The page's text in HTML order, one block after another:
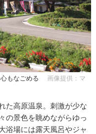
もなごめる
画像提供：マ
た高原温泉。刺激が少な
の景色を眺めながらゆっ
浴場には露天風呂やジャ